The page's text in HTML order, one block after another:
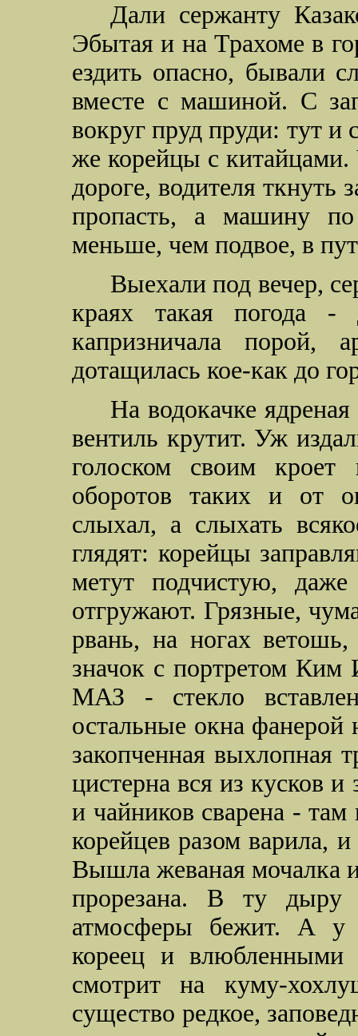
Дали сержанту
Эбытая и на Трахоме в
ездить опасно, бывали
вместе с машиной. С
вокруг пруд пруди: тут
же корейцы с
дороге, водителя ткнуть
пропасть, а машину
меньше, чем подвое, в
Выехали под вечер,
краях такая погода
капризничала порой,
дотащилась кое-как до
На водокачке
вентиль крутит. Уж
голоском своим кроет
оборотов таких и от
слыхал, а слыхать
глядят: корейцы
метут подчистую,
отгружают. Грязные,
рвань, на ногах
значок с портретом
МАЗ - стекло
остальные окна фанерой
закопченная выхлопная
цистерна вся из кусков и
и чайников сварена - там
корейцев разом варила,
Вышла жеваная мочалка
прорезана. В ту
атмосферы бежит. А
кореец и влюбленными
смотрит на куму-
существо редкое,